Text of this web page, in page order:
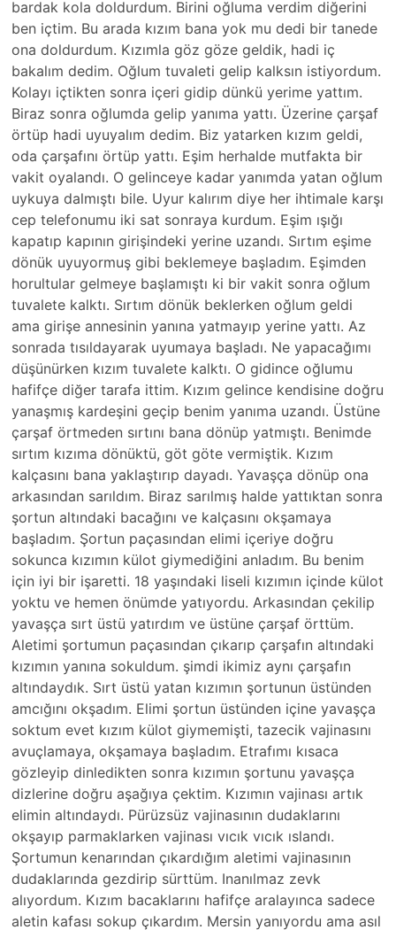
bardak kola doldurdum. Birini oğluma verdim diğerini
ben içtim. Bu arada kızım bana yok mu dedi bir tanede
ona doldurdum. Kızımla göz göze geldik, hadi iç
bakalım dedim. Oğlum tuvaleti gelip kalksın istiyordum.
Kolayı içtikten sonra içeri gidip dünkü yerime yattım.
Biraz sonra oğlumda gelip yanıma yattı. Üzerine çarşaf
örtüp hadi uyuyalım dedim. Biz yatarken kızım geldi,
oda çarşafını örtüp yattı. Eşim herhalde mutfakta bir
vakit oyalandı. O gelinceye kadar yanımda yatan oğlum
uykuya dalmıştı bile. Uyur kalırım diye her ihtimale karşı
cep telefonumu iki sat sonraya kurdum. Eşim ışığı
kapatıp kapının girişindeki yerine uzandı. Sırtım eşime
dönük uyuyormuş gibi beklemeye başladım. Eşimden
horultular gelmeye başlamıştı ki bir vakit sonra oğlum
tuvalete kalktı. Sırtım dönük beklerken oğlum geldi
ama girişe annesinin yanına yatmayıp yerine yattı. Az
sonrada tısıldayarak uyumaya başladı. Ne yapacağımı
düşünürken kızım tuvalete kalktı. O gidince oğlumu
hafifçe diğer tarafa ittim. Kızım gelince kendisine doğru
yanaşmış kardeşini geçip benim yanıma uzandı. Üstüne
çarşaf örtmeden sırtını bana dönüp yatmıştı. Benimde
sırtım kızıma dönüktü, göt göte vermiştik. Kızım
kalçasını bana yaklaştırıp dayadı. Yavaşça dönüp ona
arkasından sarıldım. Biraz sarılmış halde yattıktan sonra
şortun altındaki bacağını ve kalçasını okşamaya
başladım. Şortun paçasından elimi içeriye doğru
sokunca kızımın külot giymediğini anladım. Bu benim
için iyi bir işaretti. 18 yaşındaki liseli kızımın içinde külot
yoktu ve hemen önümde yatıyordu. Arkasından çekilip
yavaşça sırt üstü yatırdım ve üstüne çarşaf örttüm.
Aletimi şortumun paçasından çıkarıp çarşafın altındaki
kızımın yanına sokuldum. şimdi ikimiz aynı çarşafın
altındaydık. Sırt üstü yatan kızımın şortunun üstünden
amcığını okşadım. Elimi şortun üstünden içine yavaşça
soktum evet kızım külot giymemişti, tazecik vajinasını
avuçlamaya, okşamaya başladım. Etrafımı kısaca
gözleyip dinledikten sonra kızımın şortunu yavaşça
dizlerine doğru aşağıya çektim. Kızımın vajinası artık
elimin altındaydı. Pürüzsüz vajinasının dudaklarını
okşayıp parmaklarken vajinası vıcık vıcık ıslandı.
Şortumun kenarından çıkardığım aletimi vajinasının
dudaklarında gezdirip sürttüm. Inanılmaz zevk
alıyordum. Kızım bacaklarını hafifçe aralayınca sadece
aletin kafası sokup çıkardım. Mersin yanıyordu ama asıl